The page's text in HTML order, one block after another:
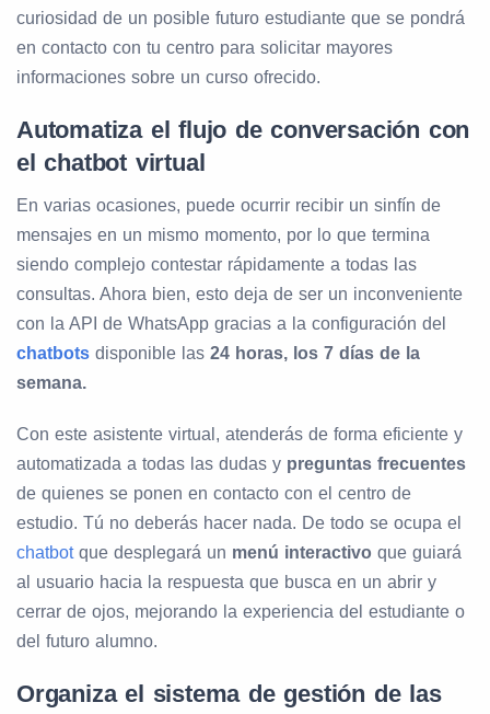
curiosidad de un posible futuro estudiante que se pondrá
en contacto con tu centro para solicitar mayores
informaciones sobre un curso ofrecido.
Automatiza el flujo de conversación con
el chatbot virtual
En varias ocasiones, puede ocurrir recibir un sinfín de
mensajes en un mismo momento, por lo que termina
siendo complejo contestar rápidamente a todas las
consultas. Ahora bien, esto deja de ser un inconveniente
con la API de WhatsApp gracias a la configuración del
chatbots disponible las 24 horas, los 7 días de la
semana.
Con este asistente virtual, atenderás de forma eficiente y
automatizada a todas las dudas y preguntas frecuentes
de quienes se ponen en contacto con el centro de
estudio. Tú no deberás hacer nada. De todo se ocupa el
chatbotque desplegará un menú interactivo que guiará
al usuario hacia la respuesta que busca en un abrir y
cerrar de ojos, mejorando la experiencia del estudiante o
del futuro alumno.
Organiza el sistema de gestión de las